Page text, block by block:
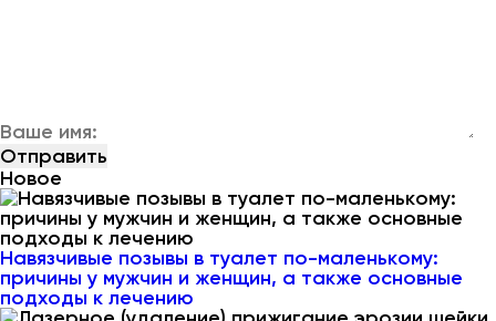
Новое
Навязчивые позывы в туалет по-маленькому:
причины у мужчин и женщин, а также основные
подходы к лечению